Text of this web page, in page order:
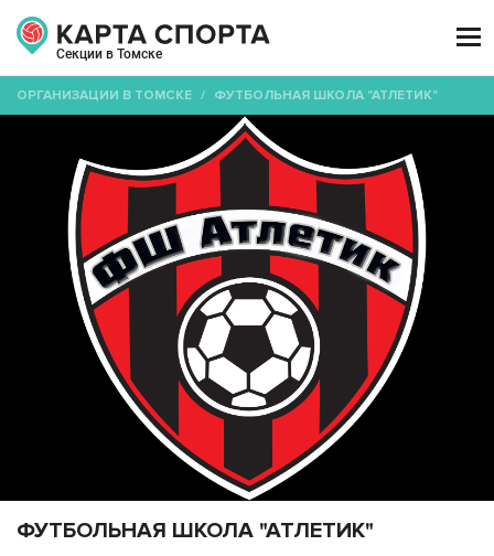
Секции в Томске

ОРГАНИЗАЦИИ В ТОМСКЕ / ФУТБОЛЬНАЯ ШКОЛА "АТЛЕТИК"
ФУТБОЛЬНАЯ ШКОЛА "АТЛЕТИК"